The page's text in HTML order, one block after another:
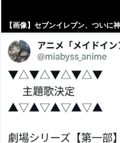
【画像】セブンイレブン、ついに